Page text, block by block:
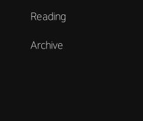
Reading
Archive